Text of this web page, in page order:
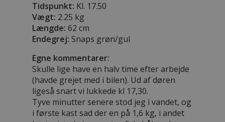
Tidspunkt: Kl. 17.50
Vægt: 2.25 kg
Længde: 62 cm
Endegrej: Snaps grøn/gul
Egne kommentarer:
Skulle lige have en halv time efter arbejde
(havde grejet med i bilen). Ud af døren
ligeså snart vi lukkede kl 17,30.
Tyve minutter senere stod jeg i vandet, og
i første kast sad der en på 1,6 kg, i andet